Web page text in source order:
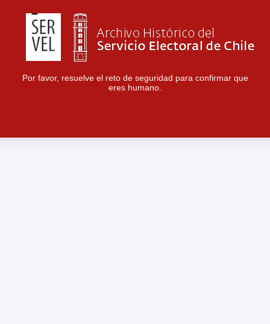
Por favor, resuelve el reto de seguridad para confirmar que
eres humano.